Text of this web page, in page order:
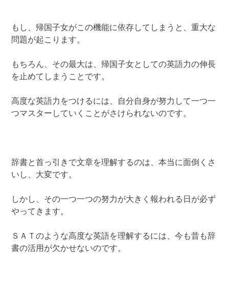
もし、帰国子女がこの機能に依存してしまうと、重大な
問題が起こります。
もちろん、その最大は、帰国子女としての英語力の伸長
を止めてしまうことです。
高度な英語力をつけるには、自分自身が努力して一つ一
つマスターしていくことがさけられないのです。
辞書と首っ引きで文章を理解するのは、本当に面倒くさ
いし、大変です。
しかし、その一つ一つの努力が大きく報われる日が必ず
やってきます。
ＳＡＴのような高度な英語を理解するには、今も昔も辞
書の活用が欠かせないのです。